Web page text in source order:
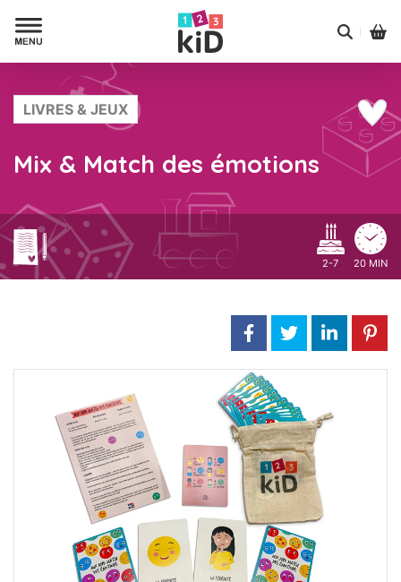
LIVRES & JEUX
Mix & Match des émotions
2-7 20 MIN